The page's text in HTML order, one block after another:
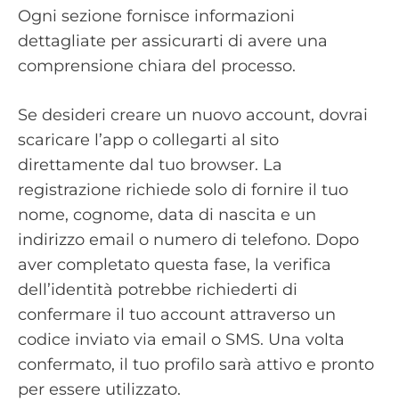
Ogni sezione fornisce informazioni
dettagliate per assicurarti di avere una
comprensione chiara del processo.
Se desideri creare un nuovo account, dovrai
scaricare l’app o collegarti al sito
direttamente dal tuo browser. La
registrazione richiede solo di fornire il tuo
nome, cognome, data di nascita e un
indirizzo email o numero di telefono. Dopo
aver completato questa fase, la verifica
dell’identità potrebbe richiederti di
confermare il tuo account attraverso un
codice inviato via email o SMS. Una volta
confermato, il tuo profilo sarà attivo e pronto
per essere utilizzato.